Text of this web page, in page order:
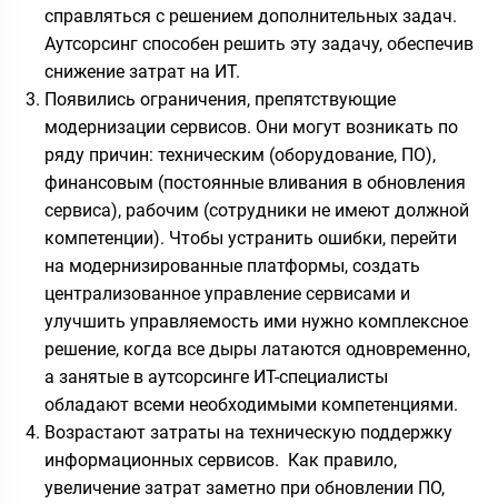
справляться с решением дополнительных задач.
Аутсорсинг способен решить эту задачу, обеспечив
снижение затрат на ИТ.
Появились ограничения, препятствующие
модернизации сервисов. Они могут возникать по
ряду причин: техническим (оборудование, ПО),
финансовым (постоянные вливания в обновления
сервиса), рабочим (сотрудники не имеют должной
компетенции). Чтобы устранить ошибки, перейти
на модернизированные платформы, создать
централизованное управление сервисами и
улучшить управляемость ими нужно комплексное
решение, когда все дыры латаются одновременно,
а занятые в аутсорсинге ИТ-специалисты
обладают всеми необходимыми компетенциями.
Возрастают затраты на техническую поддержку
информационных сервисов. Как правило,
увеличение затрат заметно при обновлении ПО,